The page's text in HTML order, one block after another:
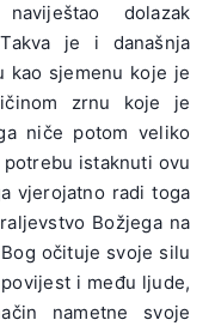
dolazak
je i današnja
kao sjemenu koje je
zrnu koje je
niče potom veliko
istaknuti ovu
vjerojatno radi toga
Božjega na
očituje svoje silu
i među ljude,
nametne svoje